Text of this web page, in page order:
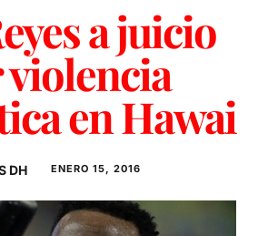
a juicio
en Hawai
DH ENERO 15, 2016